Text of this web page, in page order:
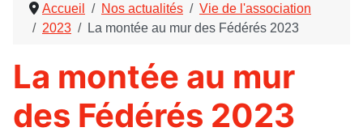
Accueil Nos actualités
Vie de l'association
2023
La montée au mur des Fédérés 2023
La montée au mur
des Fédérés 2023